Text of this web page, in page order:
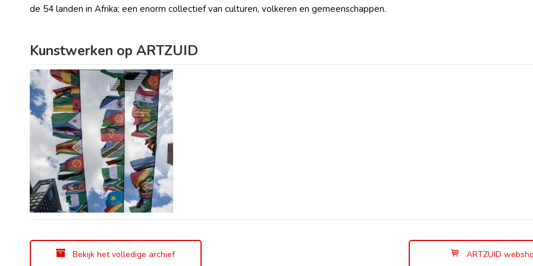
de 54 landen in Afrika; een enorm collectief van culturen, volkeren en gemeenschappen.
Kunstwerken op ARTZUID
Bekijk het volledige archief ARTZUID